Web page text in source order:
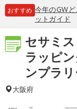
おすすめ 今年のGW
ットガイド
セサミ
ラッピ
ンプラ
大阪府